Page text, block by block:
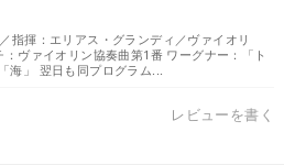
指揮：エリアス・グランディ／ヴァイオリ
ヴァイオリン協奏曲第1番 ワーグナー：「ト
海」 翌日も同プログラム...
レビューを書く